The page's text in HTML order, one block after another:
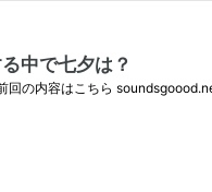
中で七夕は？
の内容はこちら